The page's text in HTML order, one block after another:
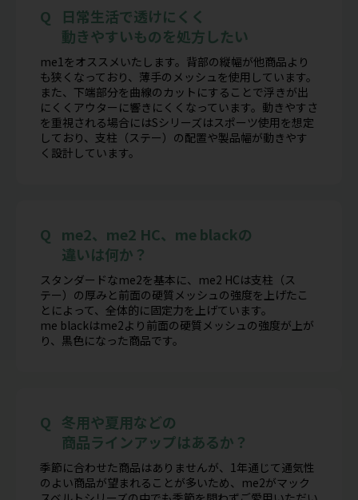
日常生活で透けにくく
動きやすいものを処方したい
me1をオススメいたします。背部の縦幅が他商品より
も狭くなっており、薄手のメッシュを使用しています。
また、下端部分を曲線のカットにすることで浮きが出
にくくアウターに響きにくくなっています。動きやすさ
を重視される場合にはSシリーズはスポーツ使用を想定
しており、支柱（ステー）の配置や製品幅が動きやす
く設計しています。
me2、me2 HC、me blackの
違いは何か？
スタンダードなme2を基本に、me2 HCは支柱（ス
テー）の厚みと前面の硬質メッシュの強度を上げたこ
とによって、全体的に固定力を上げています。
me blackはme2より前面の硬質メッシュの強度が上が
り、黒色になった商品です。
冬用や夏用などの
商品ラインアップはあるか？
季節に合わせた商品はありませんが、1年通じて通気性
のよい商品が望まれることが多いため、me2がマック